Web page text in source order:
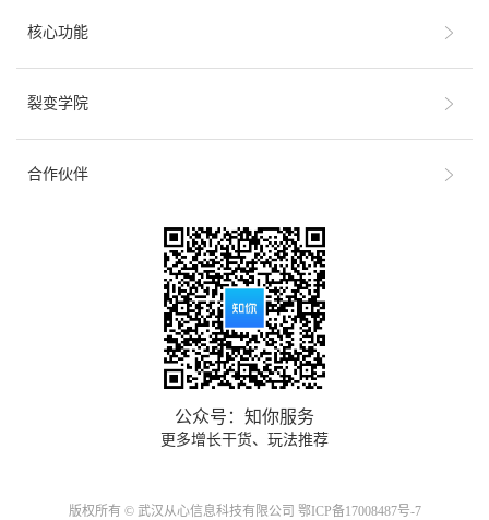
核心功能
裂变学院
合作伙伴
公众号：知你服务
更多增长干货、玩法推荐
版权所有 © 武汉从心信息科技有限公司 鄂ICP备17008487号-7